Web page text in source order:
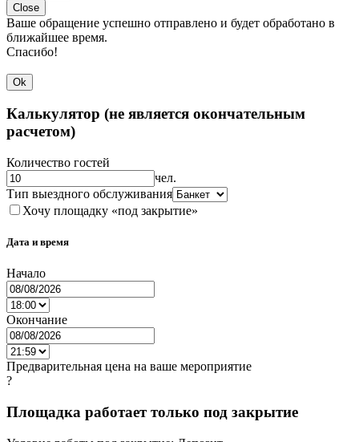
Close
Ваше обращение успешно отправлено и будет обработано в
ближайшее время.
Спасибо!
Ok
Калькулятор (не является окончательным
расчетом)
Количество гостей
чел.
Тип выездного обслуживания
Хочу площадку «под закрытие»
Дата и время
Начало
Окончание
Предварительная цена на ваше мероприятие
?
Площадка работает только под закрытие